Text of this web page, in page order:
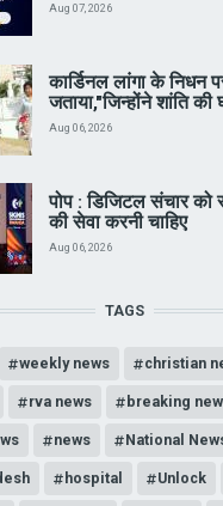
Aug 07, 2026
कार्डिनल लांगा के निधन
जताया,"जिन्होंने शांति की
Aug 06, 2026
पोप : डिजिटल संचार को
की सेवा करनी चाहिए
Aug 06, 2026
TAGS
weekly news christian
rva news breaking
news National
hospital Unlock